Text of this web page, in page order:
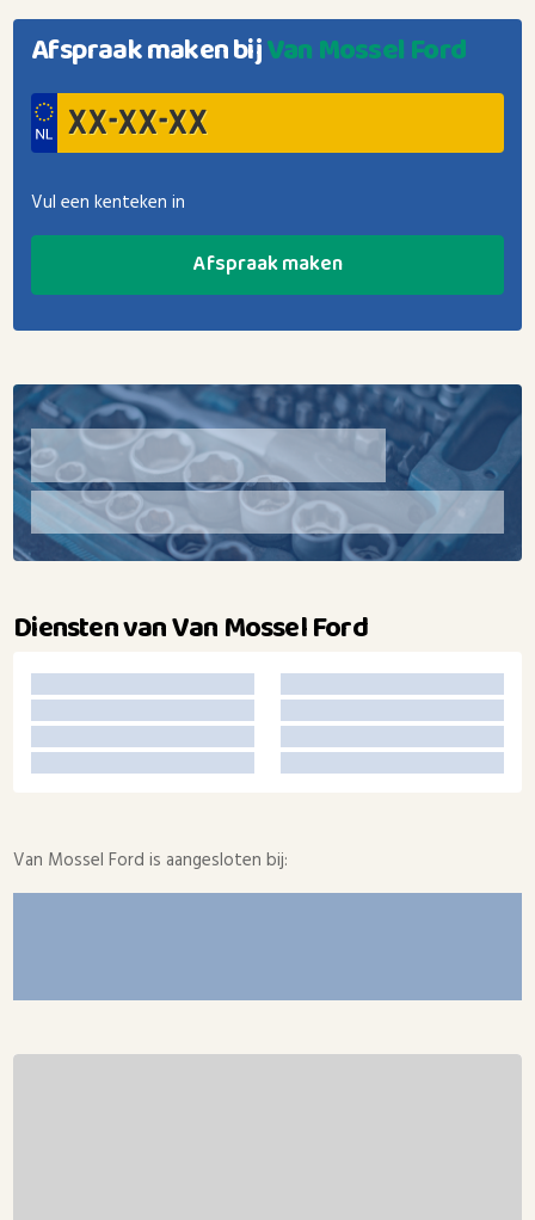
Afspraak maken bijVan Mossel Ford
Vul een kenteken in
Afspraak maken
Diensten van Van Mossel Ford
Van Mossel Ford is aangesloten bij: